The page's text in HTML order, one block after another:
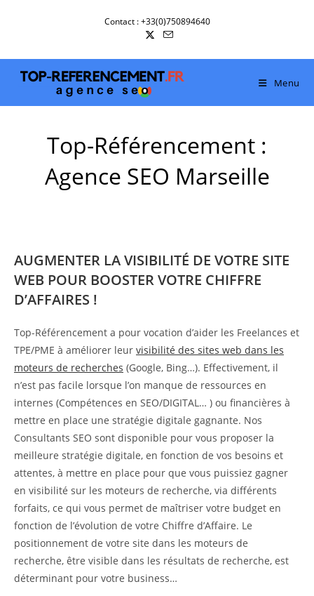
Contact : +33(0)750894640
Menu
Top-Référencement :
Agence SEO Marseille
AUGMENTER LA VISIBILITÉ DE VOTRE SITE
WEB POUR BOOSTER VOTRE CHIFFRE
D’AFFAIRES !
Top-Référencement a pour vocation d’aider les Freelances et
TPE/PME à améliorer leur visibilité des sites web dans les
moteurs de recherches (Google, Bing…). Effectivement, il
n’est pas facile lorsque l’on manque de ressources en
internes (Compétences en SEO/DIGITAL… ) ou financières à
mettre en place une stratégie digitale gagnante. Nos
Consultants SEO sont disponible pour vous proposer la
meilleure stratégie digitale, en fonction de vos besoins et
attentes, à mettre en place pour que vous puissiez gagner
en visibilité sur les moteurs de recherche, via différents
forfaits, ce qui vous permet de maîtriser votre budget en
fonction de l’évolution de votre Chiffre d’Affaire. Le
positionnement de votre site dans les moteurs de
recherche, être visible dans les résultats de recherche, est
déterminant pour votre business…